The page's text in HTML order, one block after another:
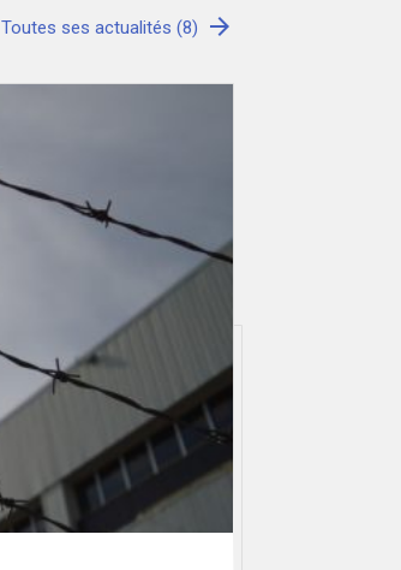
Toutes ses actualités (8) arrow_forward